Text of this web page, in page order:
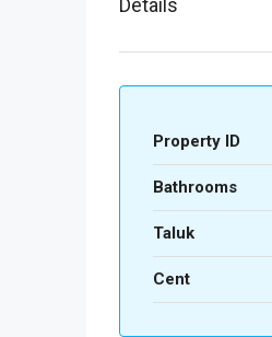
Details
Property ID
Bathrooms
Taluk
Cent